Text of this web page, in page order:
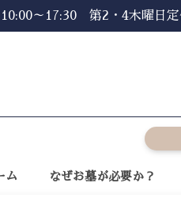
～17:30 第2・4木曜日定
ム なぜお墓が必要か？